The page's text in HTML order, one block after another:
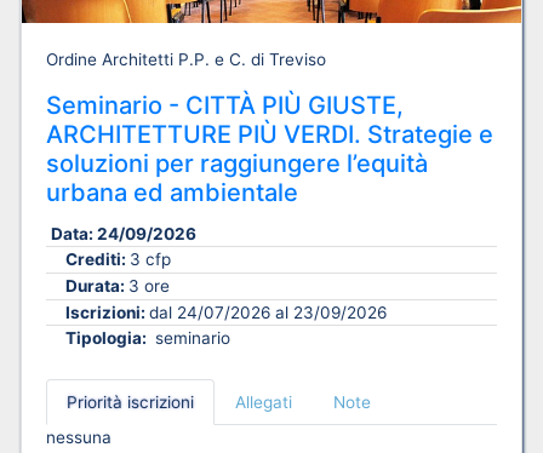
Ordine Architetti P.P. e C. di Treviso
Seminario - CITTÀ PIÙ GIUSTE,
ARCHITETTURE PIÙ VERDI. Strategie e
soluzioni per raggiungere l’equità
urbana ed ambientale
Data: 24/09/2026
Crediti: 3 cfp
Durata: 3 ore
Iscrizioni: dal 24/07/2026 al 23/09/2026
Tipologia: seminario
Priorità iscrizioni Allegati
Note
nessuna